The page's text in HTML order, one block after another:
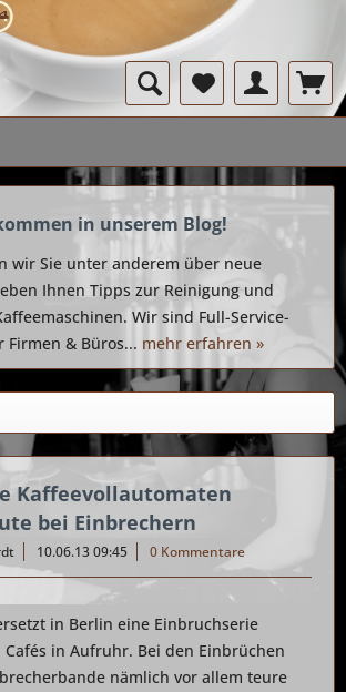
in unserem Blog!
wir Sie unter anderem über neue
Ihnen Tipps zur Reinigung und
Wir sind Full-Service-
& Büros... mehr erfahren »
Kaffeevollautomaten
bei Einbrechern
10.06.13 09:45 0 Kommentare
in Berlin eine Einbruchserie
Cafés in Aufruhr. Bei den Einbrüchen
nämlich vor allem teure